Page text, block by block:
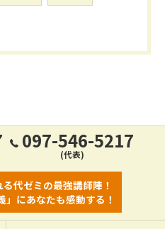
097-546-5217
(代表)
代ゼミの最強講師陣！
にあなたも感動する！